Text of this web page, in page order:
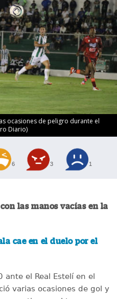
ocasiones de peligro durante el
Diario)
6 3 1
las manos vacías en la
cae en el duelo por el
ante el Real Estelí en el
varias ocasiones de gol y